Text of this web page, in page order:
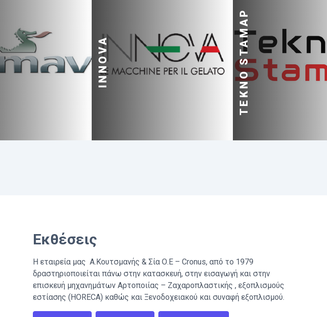
INNOVA TEKNO STAMAP
Εκθέσεις
Η εταιρεία μας Α.Κουτσμανής & Σία Ο.Ε – Cronus, από το 1979
δραστηριοποιείται πάνω στην κατασκευή, στην εισαγωγή και στην
επισκευή μηχανημάτων Αρτοποιίας – Ζαχαροπλαστικής , εξοπλισμούς
εστίασης (HORECA) καθώς και Ξενοδοχειακού και συναφή εξοπλισμού.